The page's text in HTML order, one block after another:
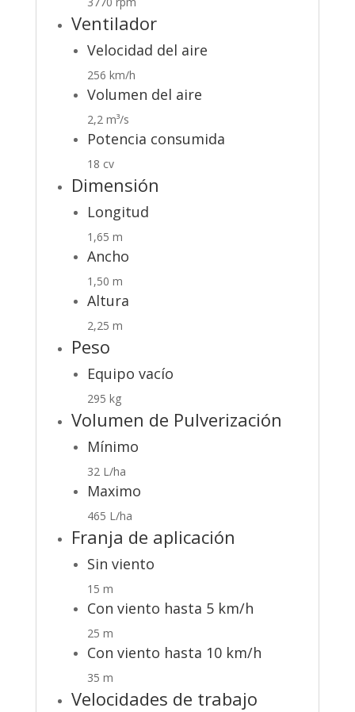
Ventilador
Velocidad del aire
256 km/h
Volumen del aire
2,2 m³/s
Potencia consumida
18 cv
Dimensión
Longitud
1,65 m
Ancho
1,50 m
Altura
2,25 m
Peso
Equipo vacío
295 kg
Volumen de Pulverización
Mínimo
32 L/ha
Maximo
465 L/ha
Franja de aplicación
Sin viento
15 m
Con viento hasta 5 km/h
25 m
Con viento hasta 10 km/h
35 m
Velocidades de trabajo